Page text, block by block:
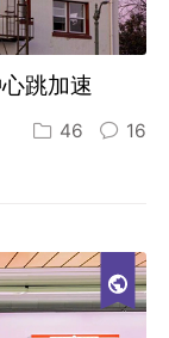
跳加速
46 16